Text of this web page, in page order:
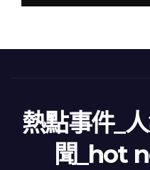
熱點事件_
聞_hot